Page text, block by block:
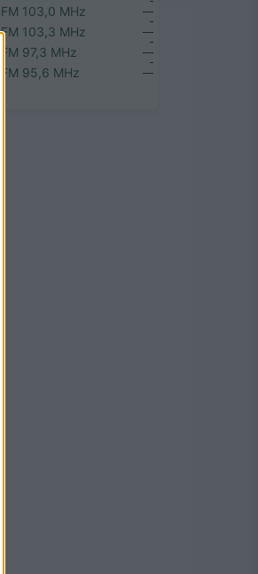
FM 103,0 MHz
FM 103,3 MHz
FM 97,3 MHz
FM 95,6 MHz